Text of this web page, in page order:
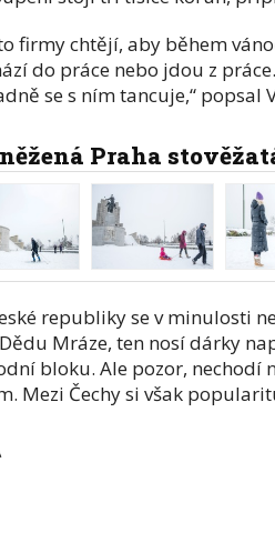
firmy chtějí, aby během
do práce nebo jdou z
se s ním tancuje,“ popsal
Praha
republiky se v minulosti
Mráze, ten nosí dárky
bloku. Ale pozor, nechodí
Mezi Čechy si však